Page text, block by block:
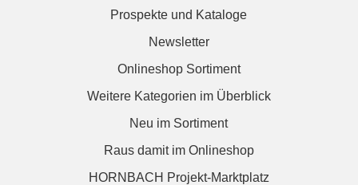
Prospekte und Kataloge
Newsletter
Onlineshop Sortiment
Weitere Kategorien im Überblick
Neu im Sortiment
Raus damit im Onlineshop
HORNBACH Projekt-Marktplatz